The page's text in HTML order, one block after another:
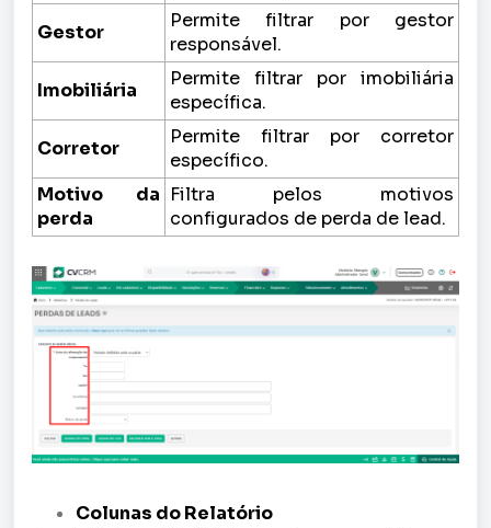
Gestor
Permite filtrar por gestor
responsável.
Imobiliária
Permite filtrar por imobiliária
específica.
Corretor
Permite filtrar por corretor
específico.
Motivo da
perda
Filtra pelos motivos
configurados de perda de lead.
Colunas do Relatório